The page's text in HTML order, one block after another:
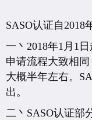
SASO认证自2018
一丶2018年1月1
申请流程大致相同
大概半年左右。
出。
二丶SASO认证部